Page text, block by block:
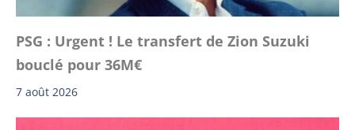
PSG : Urgent ! Le transfert de Zion Suzuki
bouclé pour 36M€
7 août 2026